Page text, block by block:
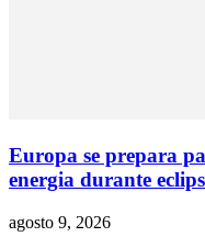
Europa se prepara
energia durante
agosto 9, 2026